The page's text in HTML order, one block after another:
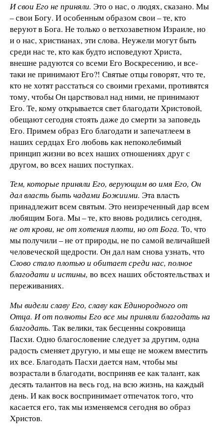
И свои Его не приняли. Это о нас, о людях, сказано. Мы
– свои Богу. И особенным образом свои – те, кто
веруют в Бога. Не только о ветхозаветном Израиле, но
и о нас, христианах, эти слова. Неужели могут быть
среди нас те, кто как будто исповедуют Христа,
внешне радуются со всеми Его Воскресению, и все-
таки не принимают Его?! Святые отцы говорят, что те,
кто не хотят расстаться со своими грехами, противятся
тому, чтобы Он царствовал над ними, не принимают
Его. Те, кому открывается свет благодати Христовой,
обещают сегодня стоять даже до смерти за заповедь
Его. Примем образ Его благодати и запечатлеем в
наших сердцах Его любовь как непоколебимый
принцип жизни во всех наших отношениях друг с
другом, во всех наших поступках.
Тем, которые приняли Его, верующим во имя Его, Он
дал власть быть чадами Божиими. Эта власть
принадлежит всем святым. Это неизреченный дар всем
любящим Бога. Мы – те, кто вновь родились сегодня,
не от крови, не от хотения плоти, но от Бога. То, что
мы получили – не от природы, не по самой величайшей
человеческой щедрости. Он дал нам снова узнать, что
Слово стало плотью и обитает среди нас, полное
благодати и истины, во всех наших обстоятельствах и
переживаниях.
Мы видели славу Его, славу как Единородного от
Отца. И от полноты Его все мы приняли благодать на
благодать. Так велики, так бесценны сокровища
Пасхи. Одно благословение следует за другим, одна
радость сменяет другую, и мы еще не можем вместить
их все. Благодать Пасхи дается нам, чтобы мы
возрастали в благодати, восприняв ее как талант, как
десять талантов на весь год, на всю жизнь, на каждый
день. И как воск воспринимает отпечаток того, что
касается его, так мы изменяемся сегодня во образ
Христов.